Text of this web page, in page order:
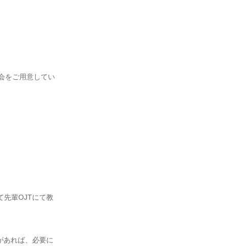
先輩OJTにて教
あれば、必要に